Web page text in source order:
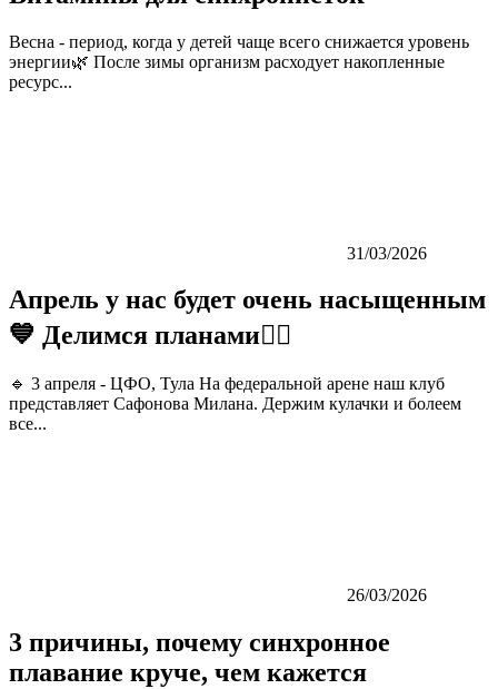
Весна - период, когда у детей чаще всего снижается уровень
энергии🌿 После зимы организм расходует накопленные
ресурс...
31/03/2026
Апрель у нас будет очень насыщенным
💙 Делимся планами👇🏼
🔹 3 апреля - ЦФО, Тула На федеральной арене наш клуб
представляет Сафонова Милана. Держим кулачки и болеем
все...
26/03/2026
3 причины, почему синхронное
плавание круче, чем кажется